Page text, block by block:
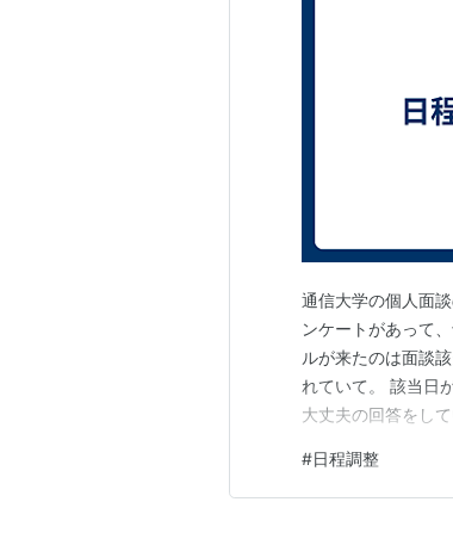
通信大学の個人面
ンケートがあって
ルが来たのは面談
れていて。 該当日
大丈夫の回答をし
った。 同じ失敗を
当番の日程を、ア
#日程調整